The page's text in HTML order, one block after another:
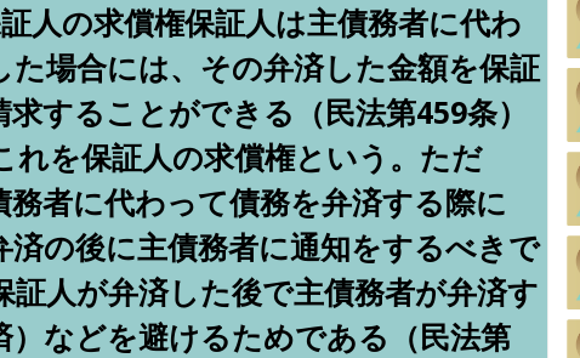
人の求償権保証人は主債務者に代わ
た場合には、その弁済した金額を保証
することができる（民法第459条）
れを保証人の求償権という。ただ
務者に代わって債務を弁済する際に
済の後に主債務者に通知をするべきで
証人が弁済した後で主債務者が弁済す
）などを避けるためである（民法第